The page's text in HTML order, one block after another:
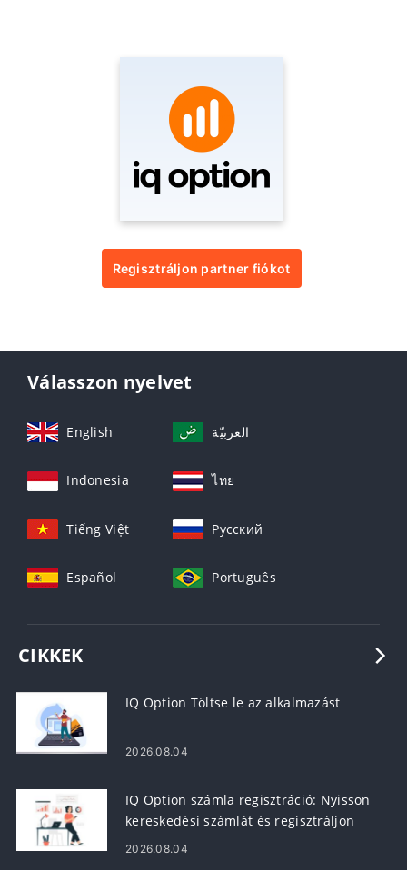
Regisztráljon partner fiókot
Válasszon nyelvet
English العربيّة
Indonesia ไทย
Tiếng Việt Русский
Español Português
CIKKEK
IQ Option Töltse le az alkalmazást
2026.08.04
IQ Option számla regisztráció: Nyisson
kereskedési számlát és regisztráljon
2026.08.04